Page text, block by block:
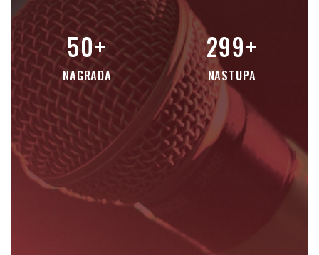
50+
NAGRADA
300+
NASTUPA